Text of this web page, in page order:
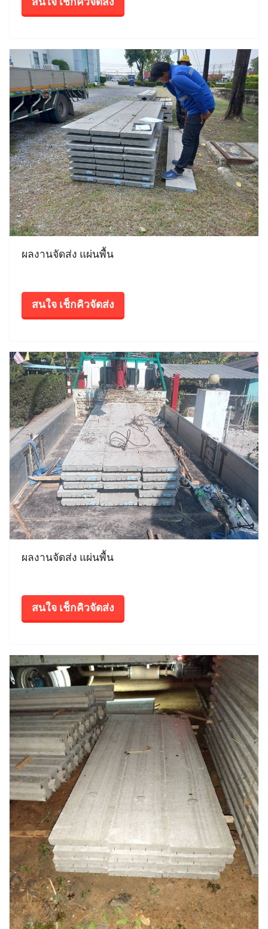
ผลงานจัดส่ง แผ่นพื้น
สนใจ เช็กคิวจัดส่ง
ผลงานจัดส่ง แผ่นพื้น
สนใจ เช็กคิวจัดส่ง